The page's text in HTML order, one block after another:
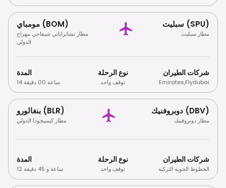
مومباي (BOM)
مطار تشاتراباتي شيفاجي مهراج
الدولي
سبليت (SPU)
مطار سبليت
المدة
14 ساعة 00 دقيقة
نوع الرحلة
توقف واحد
شركات الطيران
Emirates,Flydubai
بنغالورو (BLR)
مطار كيمبيجودا الدولي
دوبروفنيك (DBV)
مطار دوبروفنيك
المدة
12 ساعة و 45 دقيقة
نوع الرحلة
توقف واحد
شركات الطيران
الخطوط الجوية التركية